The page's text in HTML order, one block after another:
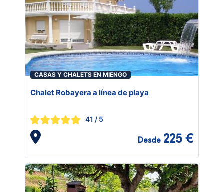
CASAS Y CHALETS EN MIENGO
Chalet Robayera a línea de playa
41 / 5
Desde 225 €